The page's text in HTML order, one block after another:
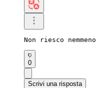
Non riesco
0
Scrivi una risposta